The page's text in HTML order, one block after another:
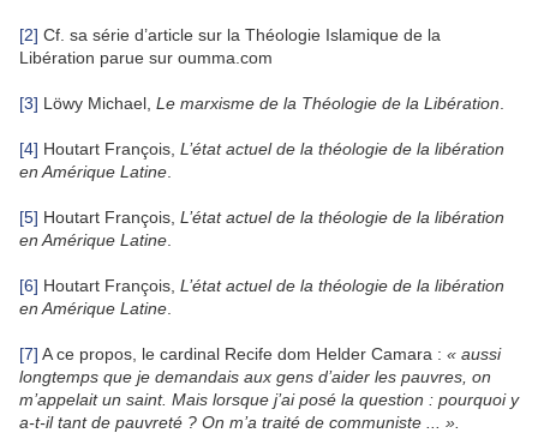
[2] Cf. sa série d’article sur la Théologie Islamique de la
Libération parue sur oumma.com
[3] Löwy Michael, Le marxisme de la Théologie de la Libération
[4] Houtart François, L’état actuel de la théologie de la libération
en Amérique Latine
[5] Houtart François, L’état actuel de la théologie de la libération
en Amérique Latine
[6] Houtart François, L’état actuel de la théologie de la libération
en Amérique Latine
[7] A ce propos, le cardinal Recife dom Helder Camara : « aussi
longtemps que je demandais aux gens d’aider les pauvres, on
m’appelait un saint. Mais lorsque j’ai posé la question : pourquoi y
a-t-il tant de pauvreté ? On m’a traité de communiste ... ».